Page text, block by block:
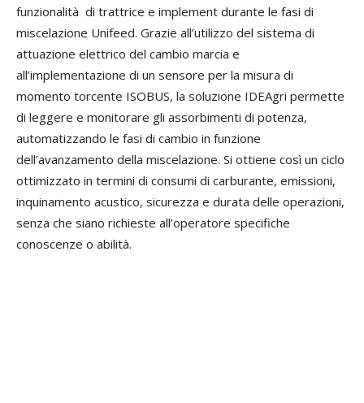
funzionalità di trattrice e implement durante le fasi di
miscelazione Unifeed. Grazie all’utilizzo del sistema di
attuazione elettrico del cambio marcia e
all’implementazione di un sensore per la misura di
momento torcente ISOBUS, la soluzione IDEAgri permette
di leggere e monitorare gli assorbimenti di potenza,
automatizzando le fasi di cambio in funzione
dell’avanzamento della miscelazione. Si ottiene così un ciclo
ottimizzato in termini di consumi di carburante, emissioni,
inquinamento acustico, sicurezza e durata delle operazioni,
senza che siano richieste all’operatore specifiche
conoscenze o abilità.